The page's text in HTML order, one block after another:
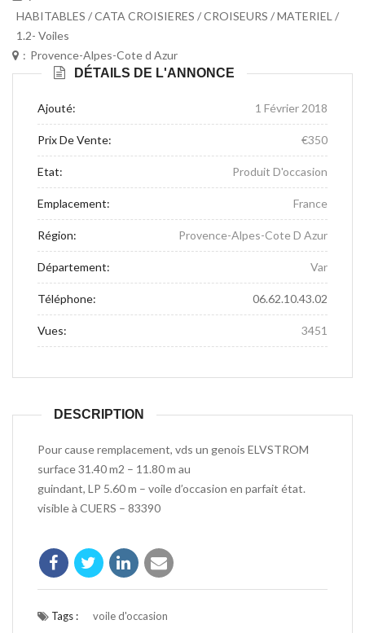
HABITABLES / CATA CROISIERES / CROISEURS /MATERIEL /
1.2- Voiles
: Provence-Alpes-Cote d Azur
DÉTAILS DE L'ANNONCE
Ajouté: 1 Février 2018
Prix De Vente: €350
Etat: Produit D'occasion
Emplacement: France
Région: Provence-Alpes-Cote D Azur
Département: Var
Téléphone: 06.62.10.43.02
Vues: 3451
DESCRIPTION
Pour cause remplacement, vds un genois ELVSTROM
surface 31.40 m2 – 11.80 m au
guindant, LP 5.60 m – voile d’occasion en parfait état.
visible à CUERS – 83390
Tags : voile d'occasion